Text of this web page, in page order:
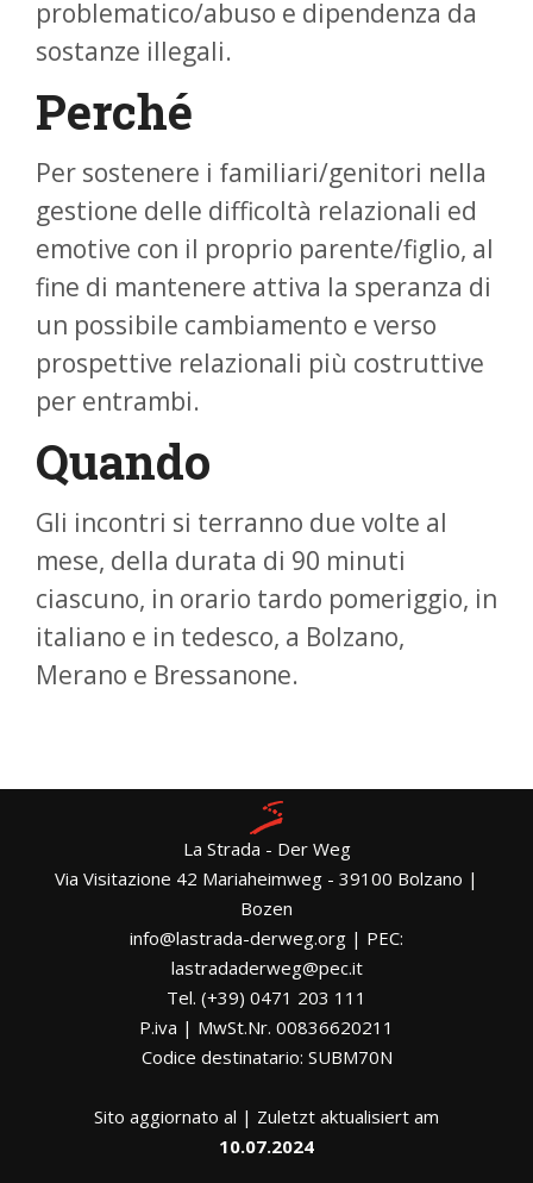
problematico/abuso e dipendenza da
sostanze illegali.
Perché
Per sostenere i familiari/genitori nella
gestione delle difficoltà relazionali ed
emotive con il proprio parente/figlio, al
fine di mantenere attiva la speranza di
un possibile cambiamento e verso
prospettive relazionali più costruttive
per entrambi.
Quando
Gli incontri si terranno due volte al
mese, della durata di 90 minuti
ciascuno, in orario tardo pomeriggio, in
italiano e in tedesco, a Bolzano,
Merano e Bressanone.
La Strada - Der Weg
Via Visitazione 42 Mariaheimweg - 39100 Bolzano |
Bozen
info@lastrada-derweg.org | PEC:
lastradaderweg@pec.it
Tel. (+39) 0471 203 111
P.iva | MwSt.Nr. 00836620211
Codice destinatario: SUBM70N
Sito aggiornato al | Zuletzt aktualisiert am
10.07.2024